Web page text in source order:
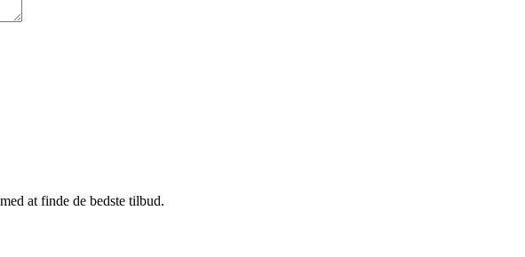
at finde de bedste tilbud.